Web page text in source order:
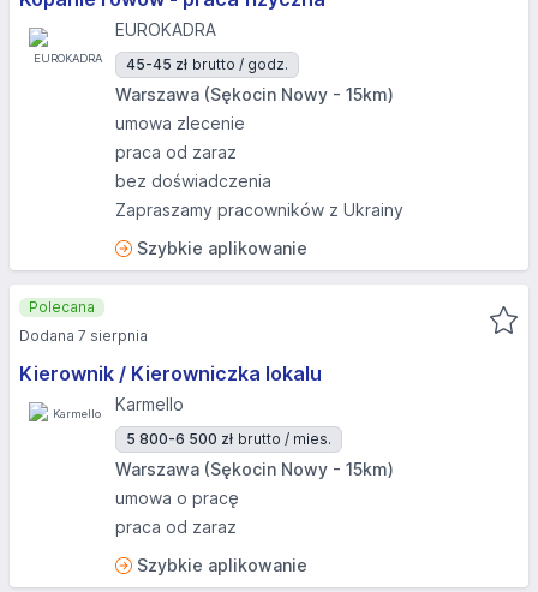
EUROKADRA
45-45 zł brutto / godz.
Warszawa (Sękocin Nowy - 15km)
umowa zlecenie
praca od zaraz
bez doświadczenia
Zapraszamy pracowników z Ukrainy
Szybkie aplikowanie
Kierownik / Kierowniczka lokalu
Karmello
5 800-6 500 zł brutto / mies.
Warszawa (Sękocin Nowy - 15km)
umowa o pracę
praca od zaraz
Szybkie aplikowanie
Polecana
Dodana 7 sierpnia